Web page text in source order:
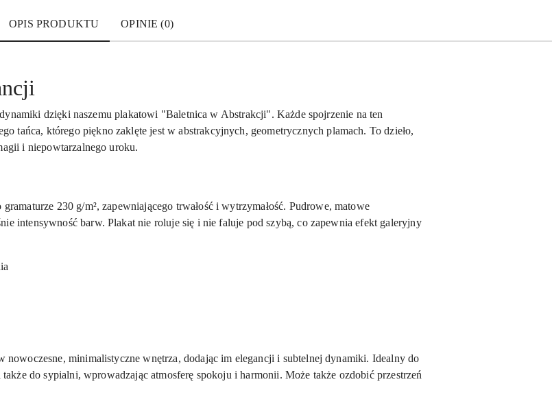
OPIS PRODUKTU OPINIE (0)
dzięki naszemu plakatowi "Baletnica w Abstrakcji". Każde spojrzenie na ten
tańca, którego piękno zaklęte jest w abstrakcyjnych, geometrycznych plamach. To dzieło,
i niepowtarzalnego uroku.
230 g/m², zapewniającego trwałość i wytrzymałość. Pudrowe, matowe
intensywność barw. Plakat nie roluje się i nie faluje pod szybą, co zapewnia efekt galeryjny
minimalistyczne wnętrza, dodając im elegancji i subtelnej dynamiki. Idealny do
do sypialni, wprowadzając atmosferę spokoju i harmonii. Może także ozdobić przestrzeń